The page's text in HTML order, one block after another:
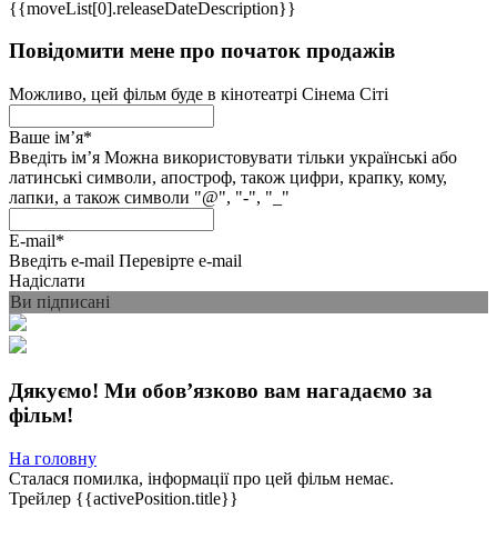
{{moveList[0].releaseDateDescription}}
Повідомити мене про початок продажів
Можливо, цей фільм буде в кінотеатрі Сінема Сіті
Ваше імʼя*
Введіть імʼя Можна використовувати тільки українські або
латинські символи, апостроф, також цифри, крапку, кому,
лапки, а також символи "@", "-", "_"
E-mail*
Введіть e-mail Перевірте e-mail
Надіслати
Ви підписані
Дякуємо! Ми обовʼязково вам нагадаємо за
фільм!
На головну
Сталася помилка, інформації про цей фільм немає.
Трейлер {{activePosition.title}}